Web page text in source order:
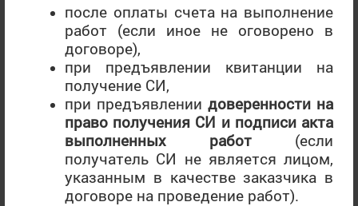
после оплаты счета на выполнение
работ (если иное не оговорено в
договоре),
при предъявлении квитанции на
получение СИ,
при предъявлении доверенности на
право получения СИ и подписи акта
выполненных работ (если
получатель СИ не является лицом,
указанным в качестве заказчика в
договоре на проведение работ).